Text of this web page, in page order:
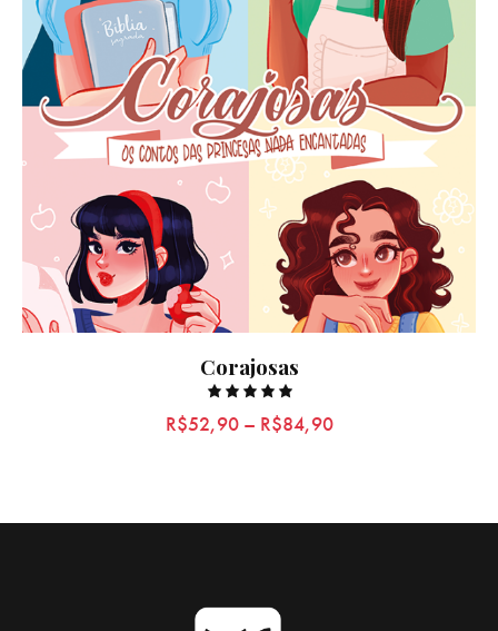
Corajosas
R$52,90– R$84,90
Rated